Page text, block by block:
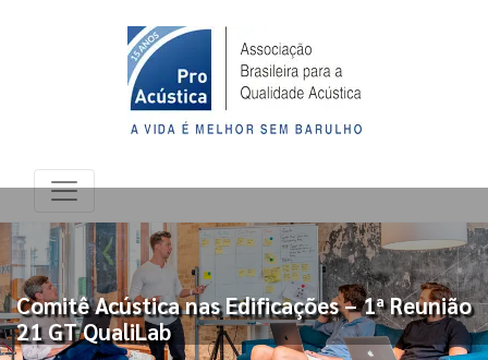
Comitê Acústica nas Edificações – 1ª Reunião
21 GT QualiLab